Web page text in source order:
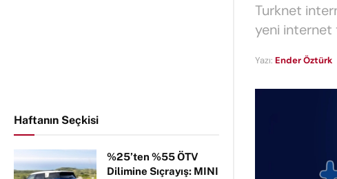
Haftanın Seçkisi
%25’ten %55 ÖTV
Dilimine Sıçrayış: MINI
Turknet
yeni internet
Yazı: Ender Öztürk